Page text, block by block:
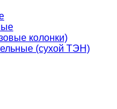
колонки)
(сухой ТЭН)